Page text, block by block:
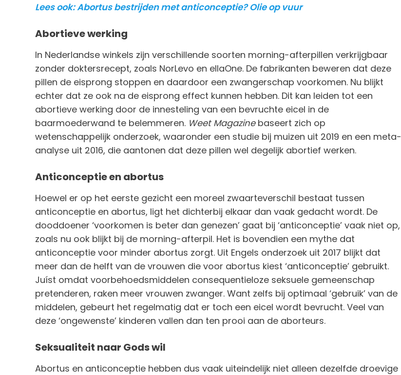
Lees ook: Abortus bestrijden met anticonceptie? Olie op vuur
Abortieve werking
In Nederlandse winkels zijn verschillende soorten morning-afterpillen verkrijgbaar
zonder doktersrecept, zoals NorLevo en ellaOne. De fabrikanten beweren dat deze
pillen de eisprong stoppen en daardoor een zwangerschap voorkomen. Nu blijkt
echter dat ze ook na de eisprong effect kunnen hebben. Dit kan leiden tot een
abortieve werking door de innesteling van een bevruchte eicel in de
baarmoederwand te belemmeren. Weet Magazinebaseert zich op
wetenschappelijk onderzoek, waaronder een studie bij muizen uit 2019 en een meta-
analyse uit 2016, die aantonen dat deze pillen wel degelijk abortief werken.
Anticonceptie en abortus
Hoewel er op het eerste gezicht een moreel zwaarteverschil bestaat tussen
anticonceptie en abortus, ligt het dichterbij elkaar dan vaak gedacht wordt. De
dooddoener ‘voorkomen is beter dan genezen’ gaat bij ‘anticonceptie’ vaak niet op,
zoals nu ook blijkt bij de morning-afterpil. Het is bovendien een mythe dat
anticonceptie voor minder abortus zorgt. Uit Engels onderzoek uit 2017 blijkt dat
meer dan de helft van de vrouwen die voor abortus kiest ‘anticonceptie’ gebruikt.
Juíst omdat voorbehoedsmiddelen consequentieloze seksuele gemeenschap
pretenderen, raken meer vrouwen zwanger. Want zelfs bij optimaal ‘gebruik’ van de
middelen, gebeurt het regelmatig dat er toch een eicel wordt bevrucht. Veel van
deze ‘ongewenste’ kinderen vallen dan ten prooi aan de aborteurs.
Seksualiteit naar Gods wil
Abortus en anticonceptie hebben dus vaak uiteindelijk niet alleen dezelfde droevige